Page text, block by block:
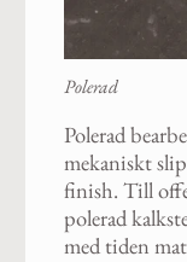
Polerad
Polerad
mekaniskt
finish. Till
polerad
med tiden